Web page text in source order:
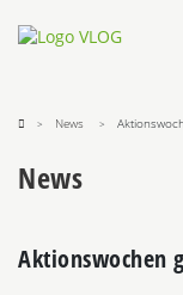
News
News
Aktionswochen